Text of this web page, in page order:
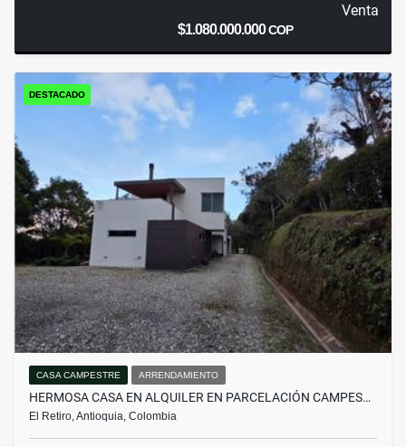
Venta
$1.080.000.000COP
DESTACADO
CASA CAMPESTRE ARRENDAMIENTO
HERMOSA CASA EN ALQUILER EN PARCELACIÓN CAMPES…
El Retiro, Antioquia, Colombia